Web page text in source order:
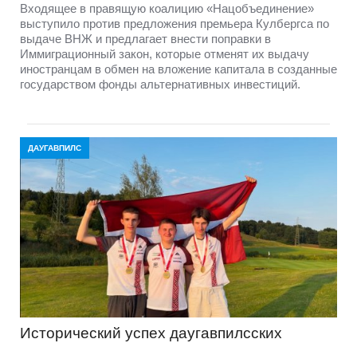
Входящее в правящую коалицию «Нацобъединение»
выступило против предложения премьера Кулбергса по
выдаче ВНЖ и предлагает внести поправки в
Иммиграционный закон, которые отменят их выдачу
иностранцам в обмен на вложение капитала в созданные
государством фонды альтернативных инвестиций.
ДАУГАВПИЛС
Исторический успех даугавпилсских